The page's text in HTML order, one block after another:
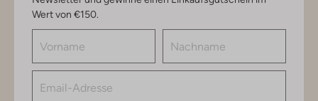
Wert von €150.